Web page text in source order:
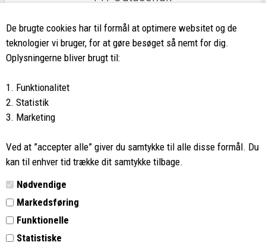
De brugte cookies har til formål at optimere websitet og de
teknologier vi bruger, for at gøre besøget så nemt for dig.
Oplysningerne bliver brugt til:
1. Funktionalitet
2. Statistik
3. Marketing
Ved at ”accepter alle” giver du samtykke til alle disse formål. Du
kan til enhver tid trække dit samtykke tilbage.
Nødvendige
Markedsføring
Funktionelle
Statistiske
ved køb over 499,-*
8662 2113
Vi glæder os til at se dig